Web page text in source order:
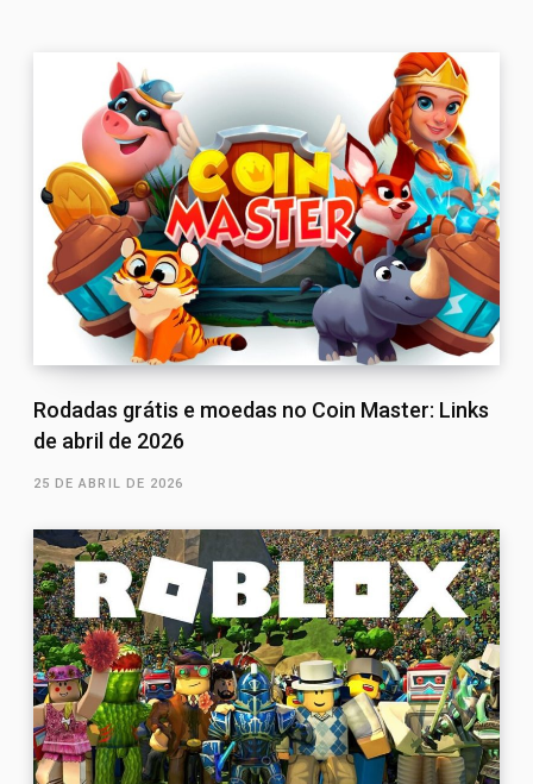
Rodadas grátis e moedas no Coin Master: Links
de abril de 2026
25 DE ABRIL DE 2026